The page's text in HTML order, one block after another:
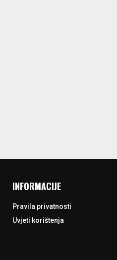
INFORMACIJE
Pravila privatnosti
Uvjeti korištenja